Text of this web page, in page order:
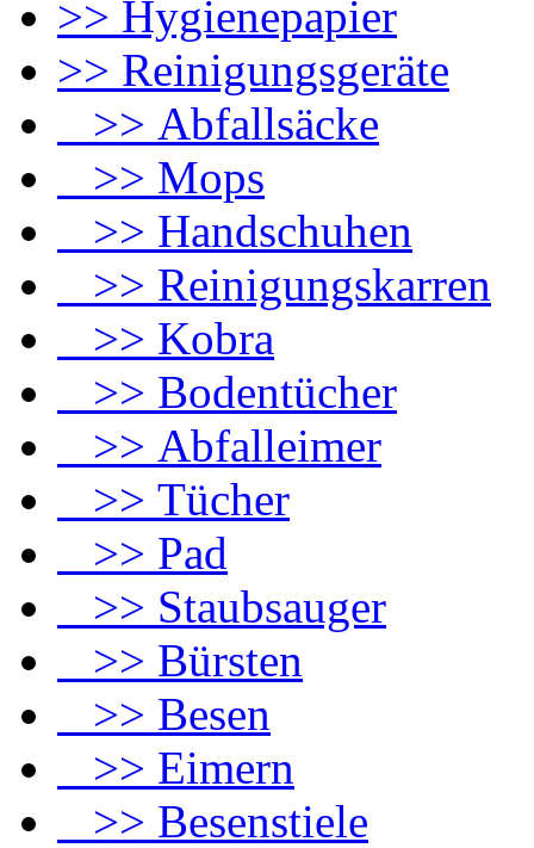
>> Hygienepapier
>> Reinigungsgeräte
>> Abfallsäcke
>> Mops
>> Handschuhen
>> Reinigungskarren
>> Kobra
>> Bodentücher
>> Abfalleimer
>> Tücher
>> Pad
>> Staubsauger
>> Bürsten
>> Besen
>> Eimern
>> Besenstiele